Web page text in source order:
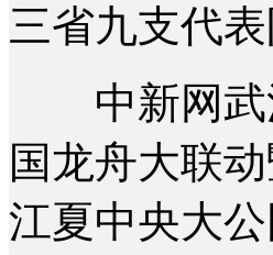
三省九支代
中新网武汉
国龙舟大联
江夏中央大